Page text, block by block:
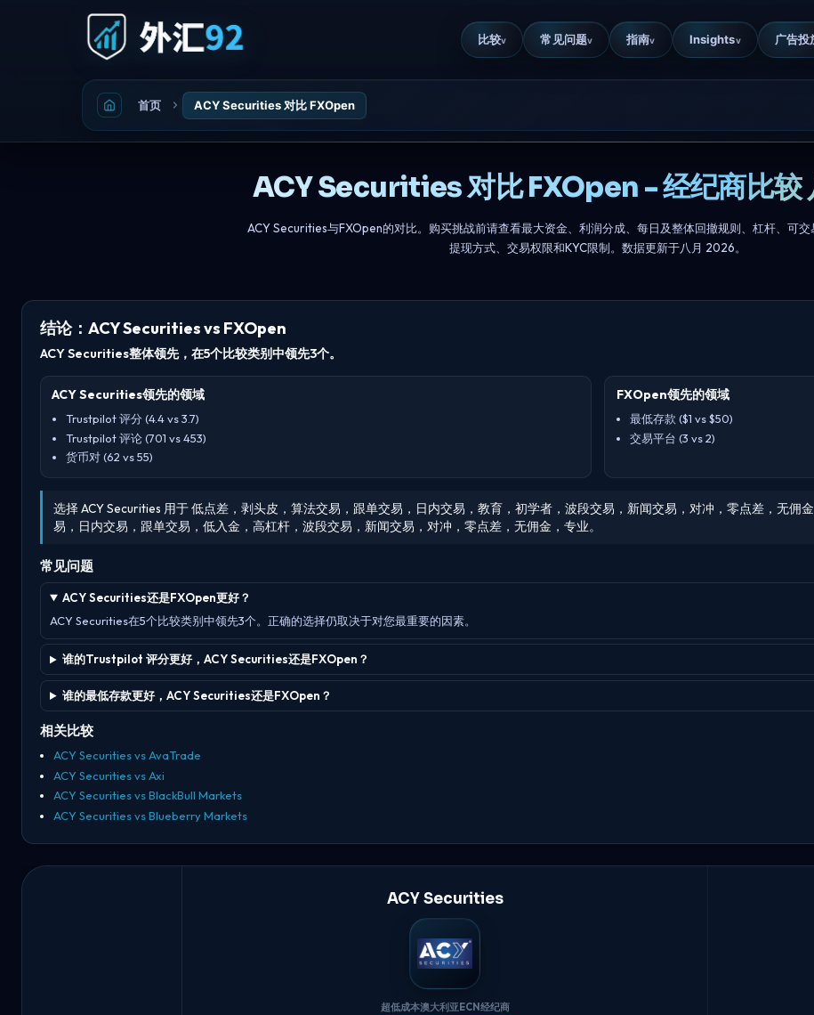
比较v 常见问题v 指南v Insightsv 广告投
首页 ACY Securities 对比 FXOpen
ACY Securities 对比 FXOpen - 经纪商比较
ACY Securities与FXOpen的对比。购买挑战前请查看最大资金、利润分成、每日及整体回撤规则、杠杆、可交
提现方式、交易权限和KYC限制。数据更新于八月 2026。
结论：ACY Securities vs FXOpen
ACY Securities整体领先，在5个比较类别中领先3个。
ACY Securities领先的领域
Trustpilot 评分 (4.4 vs 3.7)
Trustpilot 评论 (701 vs 453)
货币对 (62 vs 55)
FXOpen领先的领域
最低存款 ($1 vs $50)
交易平台 (3 vs 2)
选择 ACY Securities 用于 低点差，剥头皮，算法交易，跟单交易，日内交易，教育，初学者，波段交易，新闻交易，对冲，零点差，无佣
易，日内交易，跟单交易，低入金，高杠杆，波段交易，新闻交易，对冲，零点差，无佣金，专业。
常见问题
ACY Securities还是FXOpen更好？
ACY Securities在5个比较类别中领先3个。正确的选择仍取决于对您最重要的因素。
谁的Trustpilot 评分更好，ACY Securities还是FXOpen？
谁的最低存款更好，ACY Securities还是FXOpen？
相关比较
ACY Securities vs AvaTrade
ACY Securities vs Axi
ACY Securities vs BlackBull Markets
ACY Securities vs Blueberry Markets
ACY Securities
超低成本澳大利亚ECN经纪商